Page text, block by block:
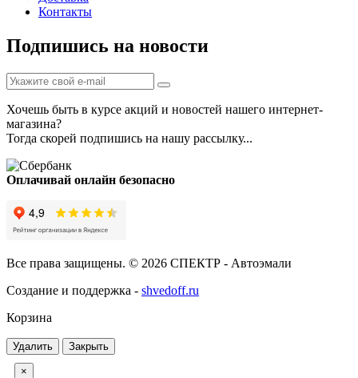
Контакты
Подпишись на новости
Хочешь быть в курсе акций и новостей нашего интернет-
магазина?
Тогда скорей подпишись на нашу рассылку...
Оплачивай онлайн безопасно
Все права защищены. © 2026 СПЕКТР - Автоэмали
Создание и поддержка - shvedoff.ru
Корзина
Удалить Закрыть
×